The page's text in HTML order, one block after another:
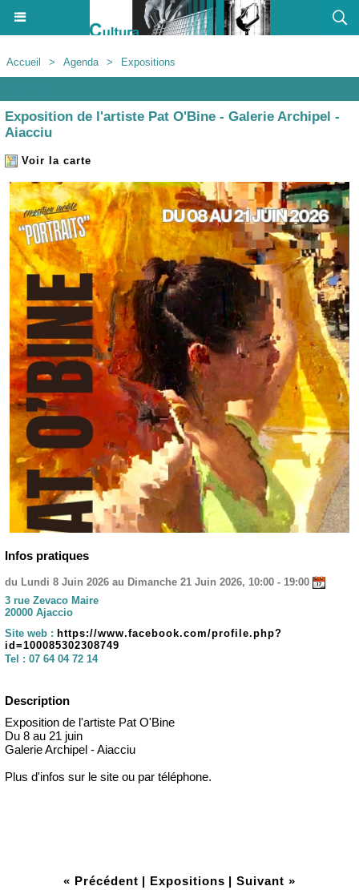
Accueil > Agenda > Expositions
Exposition de l'artiste Pat O'Bine - Galerie Archipel -
Aiacciu
Voir la carte
Infos pratiques
du Lundi 8 Juin 2026 au Dimanche 21 Juin 2026, 10:00 - 19:00
3 rue Zevaco Maire
20000 Ajaccio
Site web : https://www.facebook.com/profile.php?
id=100085302308749
Tel : 07 64 04 72 14
Description
Exposition de l'artiste Pat O'Bine
Du 8 au 21 juin
Galerie Archipel - Aiacciu
Plus d'infos sur le site ou par téléphone.
« Précédent | Expositions | Suivant »